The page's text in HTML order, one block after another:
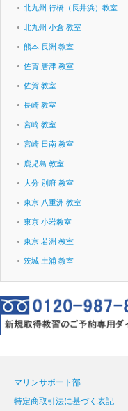
北九州 行橋（長井浜）教室
北九州 小倉 教室
熊本 長洲 教室
佐賀 唐津 教室
佐賀 教室
長崎 教室
宮崎 教室
宮崎 日南 教室
鹿児島 教室
大分 別府 教室
東京 八重洲 教室
東京 小岩教室
東京 若洲 教室
茨城 土浦 教室
マリンサポート部
特定商取引法に基づく表記